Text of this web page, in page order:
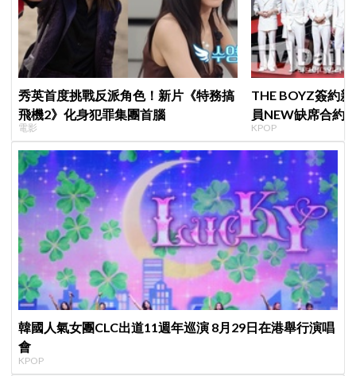
秀英首度挑戰反派角色！新片《特務搞
飛機2》化身犯罪集團首腦
電影
THE BOYZ簽約
員NEW缺席合約
篇章
KPOP
韓國人氣女團CLC出道11週年巡演 8月29日在港舉行演唱
會
KPOP